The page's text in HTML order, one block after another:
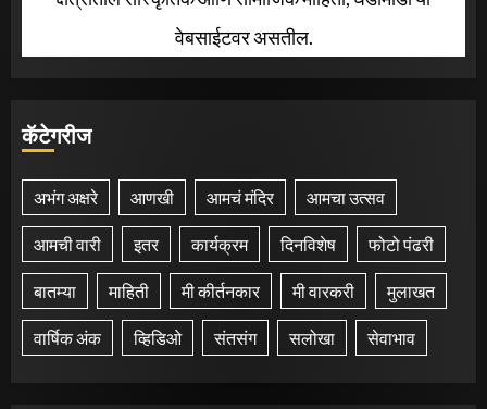
वेबसाईटवर असतील.
कॅटेगरीज
अभंग अक्षरे आणखी आमचं मंदिर आमचा उत्सव
आमची वारी इतर कार्यक्रम दिनविशेष फोटो पंढरी
बातम्या माहिती मी कीर्तनकार मी वारकरी मुलाखत
वार्षिक अंक व्हिडिओ संतसंग सलोखा सेवाभाव